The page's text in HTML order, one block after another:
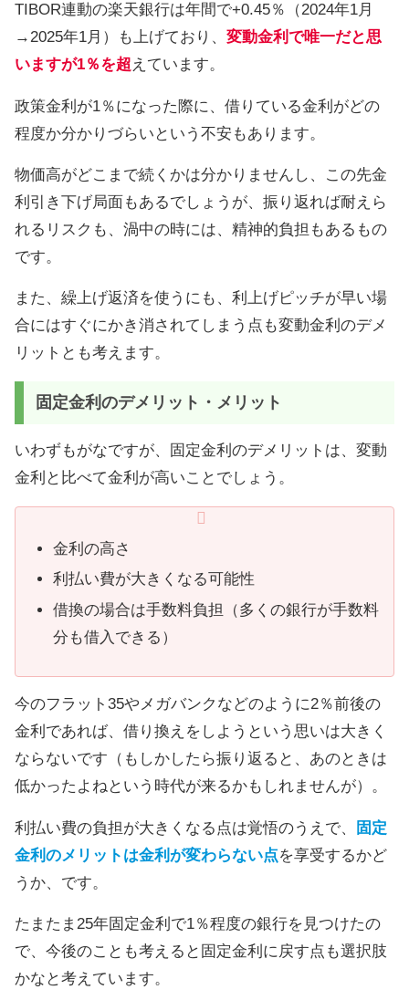
TIBOR連動の楽天銀行は年間で+0.45％（2024年1月
→2025年1月）も上げており、 変動金利で唯一だと思
いますが1％を超 えています。
政策金利が1％になった際に、借りている金利がどの
程度か分かりづらいという不安もあります。
物価高がどこまで続くかは分かりませんし、この先金
利引き下げ局面もあるでしょうが、振り返れば耐えら
れるリスクも、渦中の時には、精神的負担もあるもの
です。
また、繰上げ返済を使うにも、利上げピッチが早い場
合にはすぐにかき消されてしまう点も変動金利のデメ
リットとも考えます。
固定金利のデメリット・メリット
いわずもがなですが、固定金利のデメリットは、変動
金利と比べて金利が高いことでしょう。
金利の高さ
利払い費が大きくなる可能性
借換の場合は手数料負担（多くの銀行が手数料
分も借入できる）
今のフラット35やメガバンクなどのように2％前後の
金利であれば、借り換えをしようという思いは大きく
ならないです（もしかしたら振り返ると、あのときは
低かったよねという時代が来るかもしれませんが）。
利払い費の負担が大きくなる点は覚悟のうえで、
固定
金利のメリットは金利が変わらない点を享受するかど
うか、です。
たまたま25年固定金利で1％程度の銀行を見つけたの
で、今後のことも考えると固定金利に戻す点も選択肢
かなと考えています。